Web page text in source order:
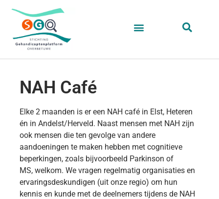
NAH Café
Elke 2 maanden is er een NAH café in Elst, Heteren
én in Andelst/Herveld. Naast mensen met NAH zijn
ook mensen die ten gevolge van andere
aandoeningen te maken hebben met cognitieve
beperkingen, zoals bijvoorbeeld Parkinson of
MS, welkom. We vragen regelmatig organisaties en
ervaringsdeskundigen (uit onze regio) om hun
kennis en kunde met de deelnemers tijdens de NAH